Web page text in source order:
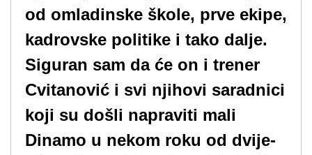
od omladinske škole, prve ekipe,
kadrovske politike i tako dalje.
Siguran sam da će on i trener
Cvitanović i svi njihovi saradnici
koji su došli napraviti mali
Dinamo u nekom roku od dvije-